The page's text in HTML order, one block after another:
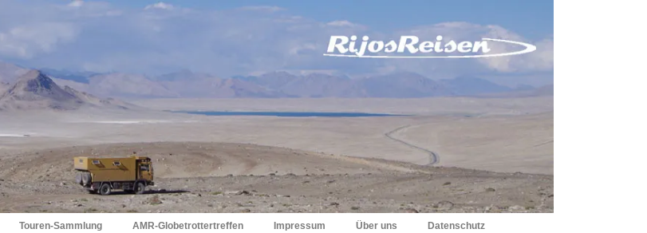
Touren-Sammlung AMR-Globetrottertreffen Impressum Über uns Datenschutz